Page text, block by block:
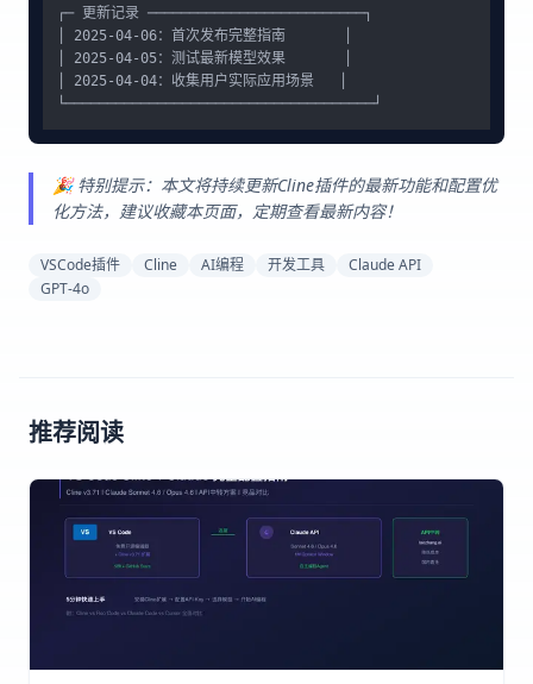
┌─ 更新记录 ──────────────────────────┐
│ 2025-04-06：首次发布完整指南       │
│ 2025-04-05：测试最新模型效果       │
│ 2025-04-04：收集用户实际应用场景   │
🎉 特别提示：本文将持续更新Cline插件的最新功能和配置优
化方法，建议收藏本页面，定期查看最新内容！
VSCode插件 Cline AI编程 开发工具
Claude API
GPT-4o
推荐阅读